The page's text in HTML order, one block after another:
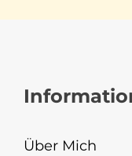
Über Mich